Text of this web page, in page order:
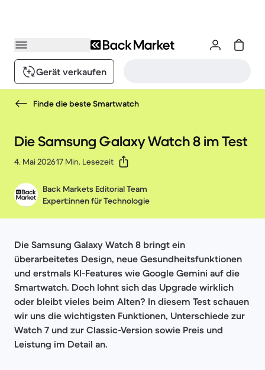
Gerät verkaufen
Finde die beste Smartwatch
Die Samsung Galaxy Watch 8 im Test
4. Mai 202617 Min. Lesezeit
Back Markets Editorial Team
Expert:innen für Technologie
Die Samsung Galaxy Watch 8 bringt ein
überarbeitetes Design, neue Gesundheitsfunktionen
und erstmals KI-Features wie Google Gemini auf die
Smartwatch. Doch lohnt sich das Upgrade wirklich
oder bleibt vieles beim Alten? In diesem Test schauen
wir uns die wichtigsten Funktionen, Unterschiede zur
Watch 7 und zur Classic-Version sowie Preis und
Leistung im Detail an.